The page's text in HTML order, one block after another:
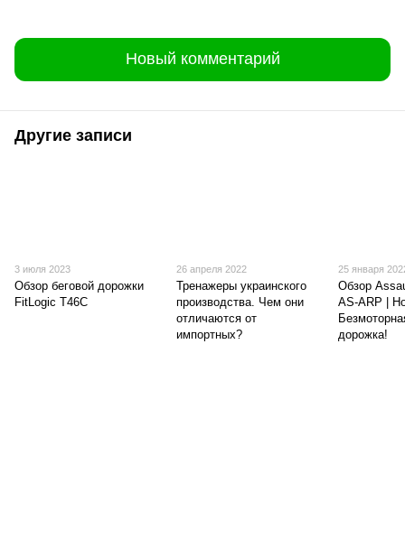
Новый комментарий
Другие записи
3 июля 2023
Обзор беговой дорожки
FitLogic T46C
26 апреля 2022
Тренажеры украинского
производства. Чем они
отличаются от
импортных?
25 января
Обзор
AS-ARP |
дорожка!